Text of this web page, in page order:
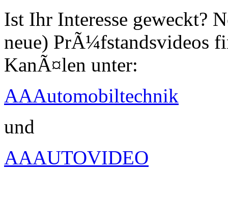
Ist Ihr Interesse geweckt?
neue) PrÃ¼fstandsvideos
KanÃ¤len unter:
AAAutomobiltechnik
und
AAAUTOVIDEO